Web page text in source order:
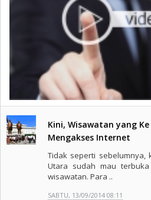
Kini, Wisawatan yang
Mengakses Internet
Tidak seperti sebelumnya,
Utara sudah mau
wisawatan. Para ..
SABTU, 13/09/2014 08:11